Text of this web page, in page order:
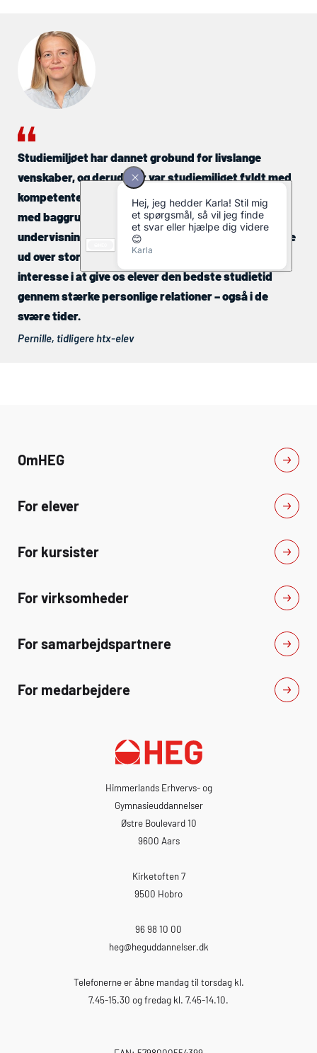
Studiemiljøet har dannet grobund for livslange
venskaber, og derudover var studiemiljøet fyldt med
kompetente og inspirerende undervisere – de fleste
med baggrund fra erhvervslivet, hvilket kun har gjort
undervisningen mere relaterbar. Underviserne havde
ud over store faglige kvaliteter også en kæmpe
interesse i at give os elever den bedste studietid
gennem stærke personlige relationer – også i de
svære tider.
Pernille, tidligerehtx-elev
OmHEG
For elever
For kursister
For virksomheder
For samarbejdspartnere
For medarbejdere
Himmerlands Erhvervs- og
Gymnasieuddannelser
Østre Boulevard 10
9600 Aars
Kirketoften 7
9500 Hobro
96 98 10 00
heg@heguddannelser.dk
Telefonerne er åbne mandag til torsdag kl.
7.45-15.30 og fredag kl. 7.45-14.10.